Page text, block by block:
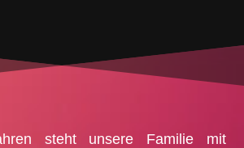
steht unsere Familie mit